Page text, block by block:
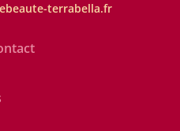
terrabella.fr